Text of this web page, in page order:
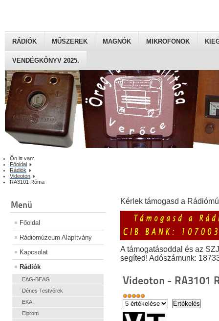
RÁDIÓK MŰSZEREK MAGNÓK MIKROFONOK
VENDÉGKÖNYV 2025.
Ön itt van:
Főoldal
Rádiók
Videoton
RA3101 Róma
Menü
Főoldal
Rádiómúzeum Alapítvány
Kapcsolat
Rádiók
EAG-BEAG
Dénes Testvérek
EKA
Elprom
Kérlek támogasd a
A támogatásoddal és az
segíted! Adószámunk:
Videoton - RA3101